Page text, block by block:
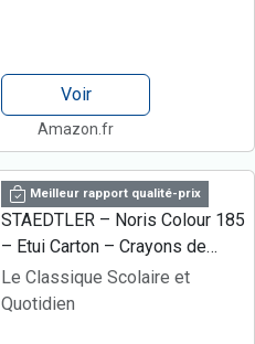
Voir
Amazon.fr
Meilleur rapport qualité-prix
STAEDTLER – Noris Colour 185
– Etui Carton – Crayons de
couleur – Assortiment 12
couleurs – Bois upcyclé – ‎185
Le Classique Scolaire et
Quotidien